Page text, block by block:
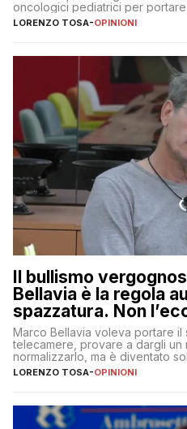
oncologici pediatrici per
LORENZO TOSA-OPINIONI
Il bullismo
Bellavia è la regola
spazzatura. Non
Marco Bellavia voleva portare il
telecamere, provare a dargli un
normalizzarlo, ma è diventato
copione
LORENZO TOSA-OPINIONI